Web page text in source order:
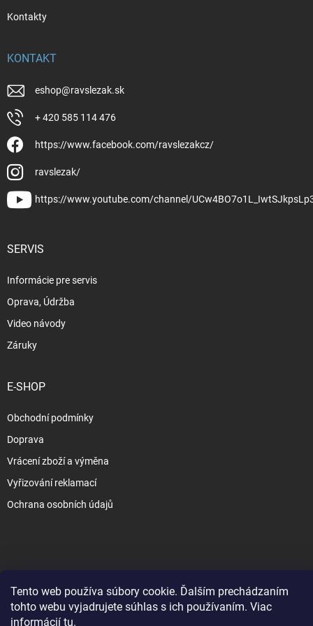
Tento web používa súbory cookie. Ďalším prechádzaním
tohto webu vyjadrujete súhlas s ich používaním. Viac
informácií tu.
Kontakty
KONTAKT
eshop@ravslezak.sk
+ 420 585 114 476
https://www.facebook.com/ravslezakcz/
ravslezak/
https://www.youtube.com/channel/
SERVIS
Informácie pre servis
Oprava, Údržba
Video návody
Záruky
E-SHOP
Obchodní podmínky
Doprava
Vrácení zboží a výměna
Vyřizování reklamací
Ochrana osobních údajů
& Vytvoril Shoptet
nastavenie cookies